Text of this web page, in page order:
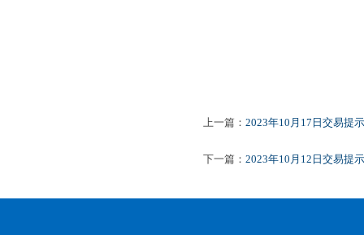
上一篇： 2023年10月17日交易提示
下一篇： 2023年10月12日交易提示